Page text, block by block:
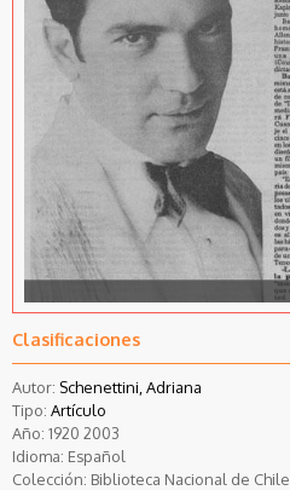
Clasificaciones
Autor: Schenettini, Adriana
Tipo: Artículo
Año: 1920 2003
Idioma: Español
Colección: Biblioteca Nacional de Chile